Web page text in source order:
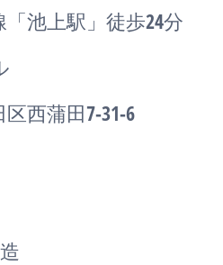
池上駅」徒歩24分
西蒲田7-31-6